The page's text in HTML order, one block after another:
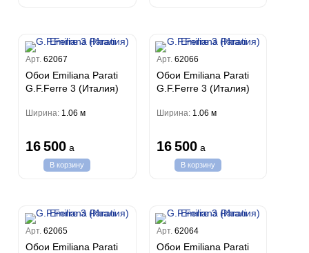
Арт.62067
Обои Emiliana Parati
G.F.Ferre 3 (Италия)
Ширина: 1.06 м
16 500 a
В корзину
Арт. 62066
Обои Emiliana Parati
G.F.Ferre 3 (Италия)
Ширина: 1.06 м
16 500 a
В корзину
Арт.62065
Обои Emiliana Parati
Арт. 62064
Обои Emiliana Parati